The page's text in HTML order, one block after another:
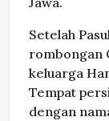
Setelah
rombongan
keluarga
Tempat
dengan